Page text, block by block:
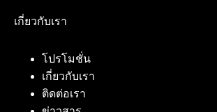
เกี่ยวกับเรา
โปรโมชั่น
เกี่ยวกับเรา
ติดต่อเรา